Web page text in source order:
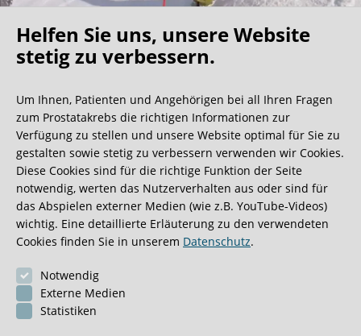
Oh what a ride!
Wir bekommen ja viele tolle Gästebucheinträge,
aber dieser ist doch sehr ungewöhnlich.
0:40 Minuten
Helfen Sie uns, unsere Website
stetig zu verbessern.
Um Ihnen, Patienten und Angehörigen bei all Ihren Fragen
zum Prostatakrebs die richtigen Informationen zur
Verfügung zu stellen und unsere Website optimal für Sie zu
gestalten sowie stetig zu verbessern verwenden wir Cookies.
Diese Cookies sind für die richtige Funktion der Seite
notwendig, werten das Nutzerverhalten aus oder sind für
das Abspielen externer Medien (wie z.B. YouTube-Videos)
wichtig. Eine detaillierte Erläuterung zu den verwendeten
Cookies finden Sie in unserem Datenschutz.
Notwendig
Externe Medien
Statistiken